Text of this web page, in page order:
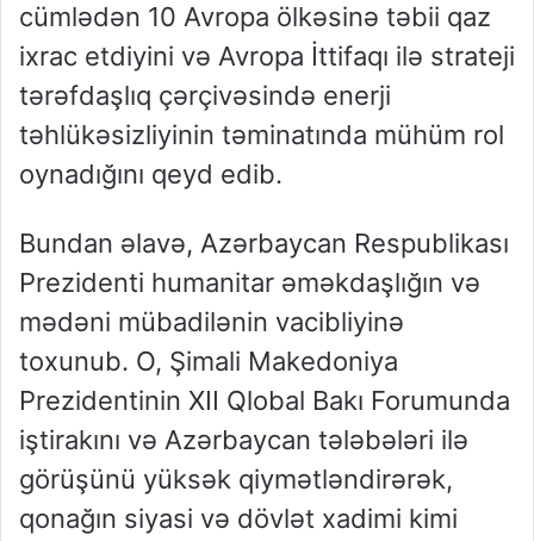
cümlədən 10 Avropa ölkəsinə təbii qaz
ixrac etdiyini və Avropa İttifaqı ilə strateji
tərəfdaşlıq çərçivəsində enerji
təhlükəsizliyinin təminatında mühüm rol
oynadığını qeyd edib.
Bundan əlavə, Azərbaycan Respublikası
Prezidenti humanitar əməkdaşlığın və
mədəni mübadilənin vacibliyinə
toxunub. O, Şimali Makedoniya
Prezidentinin XII Qlobal Bakı Forumunda
iştirakını və Azərbaycan tələbələri ilə
görüşünü yüksək qiymətləndirərək,
qonağın siyasi və dövlət xadimi kimi